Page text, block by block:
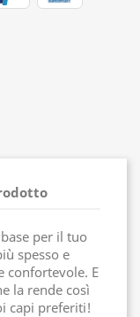
per il tuo
spesso e
confortevole. E
la rende così
capi preferiti!